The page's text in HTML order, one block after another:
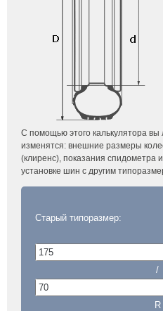
С помощью этого калькулятора вы
изменятся: внешние размеры
(клиренс), показания спидометра
установке шин с другим
Старый типоразмер:
/
R